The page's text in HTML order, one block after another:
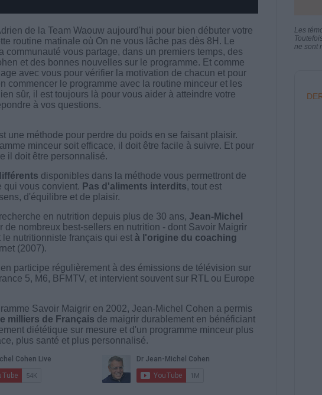
de la Team Waouw aujourd'hui pour bien débuter votre
routine matinale où On ne vous lâche pas dès 8H. Le
communauté vous partage, dans un premiers temps, des
et des bonnes nouvelles sur le programme. Et comme
avec vous pour vérifier la motivation de chacun et pour
commencer le programme avec la routine minceur et les
sûr, il est toujours là pour vous aider à atteindre votre
à vos questions.
une méthode pour perdre du poids en se faisant plaisir.
minceur soit efficace, il doit être facile à suivre. Et pour
il doit être personnalisé.
disponibles dans la méthode vous permettront de
qui vous convient. Pas d'aliments interdits, tout est
d'équilibre et de plaisir.
en nutrition depuis plus de 30 ans, Jean-Michel
de nombreux best-sellers en nutrition - dont Savoir Maigrir
le nutritionniste français qui est à l'origine du coaching
(2007).
participe régulièrement à des émissions de télévision sur
5, M6, BFMTV, et intervient souvent sur RTL ou Europe
Savoir Maigrir en 2002, Jean-Michel Cohen a permis
milliers de Français de maigrir durablement en bénéficiant
diététique sur mesure et d'un programme minceur plus
plus santé et plus personnalisé.
Les
ne sont